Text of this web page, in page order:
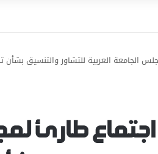
الجامعة العربية للتشاور والتنسيق بشأن
طارئ